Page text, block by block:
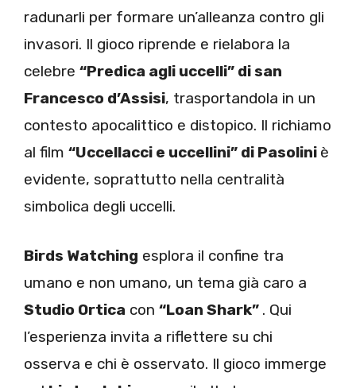
radunarli per formare un’alleanza contro gli
invasori. Il gioco riprende e rielabora la
celebre “Predica agli uccelli” di san
Francesco d’Assisi, trasportandola in un
contesto apocalittico e distopico. Il richiamo
al film “Uccellacci e uccellini” di Pasolini è
evidente, soprattutto nella centralità
simbolica degli uccelli.
Birds Watching esplora il confine tra
umano e non umano, un tema già caro a
Studio Ortica con “Loan Shark” . Qui
l’esperienza invita a riflettere su chi
osserva e chi è osservato. Il gioco immerge